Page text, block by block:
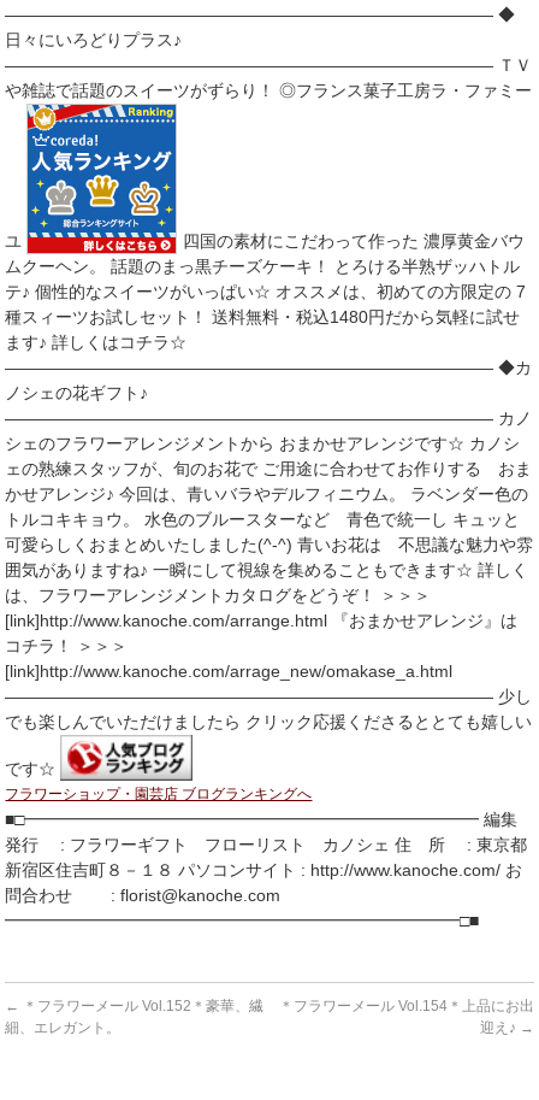
――――――――――――――――――――――――――――― ◆
日々にいろどりプラス♪
――――――――――――――――――――――――――――― ＴＶ
や雑誌で話題のスイーツがずらり！ ◎フランス菓子工房ラ・ファミー
ユ
四国の素材にこだわって作った 濃厚黄金バウ
ムクーヘン。 話題のまっ黒チーズケーキ！ とろける半熟ザッハトル
テ♪ 個性的なスイーツがいっぱい☆ オススメは、初めての方限定の 7
種スィーツお試しセット！ 送料無料・税込1480円だから気軽に試せ
ます♪ 詳しくはコチラ☆
――――――――――――――――――――――――――――― ◆カ
ノシェの花ギフト♪
――――――――――――――――――――――――――――― カノ
シェのフラワーアレンジメントから おまかせアレンジです☆ カノシ
ェの熟練スタッフが、旬のお花で ご用途に合わせてお作りする おま
かせアレンジ♪ 今回は、青いバラやデルフィニウム。 ラベンダー色の
トルコキキョウ。 水色のブルースターなど 青色で統一し キュッと
可愛らしくおまとめいたしました(^-^) 青いお花は 不思議な魅力や雰
囲気がありますね♪ 一瞬にして視線を集めることもできます☆ 詳しく
は、フラワーアレンジメントカタログをどうぞ！ ＞＞＞
[link]http://www.kanoche.com/arrange.html 『おまかせアレンジ』は
コチラ！ ＞＞＞
[link]http://www.kanoche.com/arrage_new/omakase_a.html
――――――――――――――――――――――――――――― 少し
でも楽しんでいただけましたら クリック応援くださるととても嬉しい
です☆
フラワーショップ・園芸店 ブログランキングへ
■□━━━━━━━━━━━━━━━━━━━━━━━━━━━ 編集
発行 : フラワーギフト フローリスト カノシェ 住 所 : 東京都
新宿区住吉町８－１８ パソコンサイト : http://www.kanoche.com/ お
問合わせ : florist@kanoche.com
━━━━━━━━━━━━━━━━━━━━━━━━━━━□■
← ＊フラワーメール Vol.152＊豪華、繊
細、エレガント。
＊フラワーメール Vol.154＊上品にお出
迎え♪ →